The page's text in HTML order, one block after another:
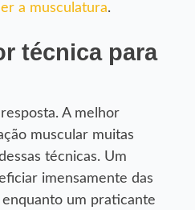
a musculatura.
técnica para
A melhor
muscular muitas
técnicas. Um
imensamente das
um praticante